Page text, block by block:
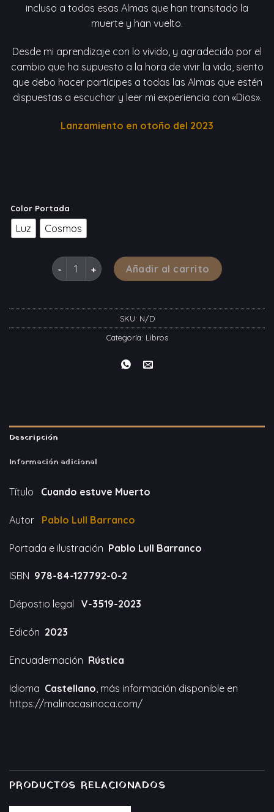
incluso a todas esas Almas que han transitado la
muerte y han vuelto.
Desde mi aprendizaje con lo vivido, y agradecido por el
cambio que ha supuesto a la hora de vivir la vida, siento
que debo hacer partícipes a todas las Almas que estén
dispuestas a escuchar y leer mi experiencia con «Dios».
Lanzamiento en otoño del 2023
Color Portada
Luz Cosmos
Cuando estuve Muerto cantidad
Añadir al carrito
SKU: N/D
Categoría: Libros
Descripción
Información adicional
Título Cuando estuve Muerto
Autor Pablo Lull Barranco
Portada e ilustración Pablo Lull Barranco
ISBN 978-84-127792-0-2
Dépostio legal V-3519-2023
Edicón 2023
Encuadernación Rústica
Idioma Castellano , más información disponible en
https://malinacasinoca.com/
PRODUCTOS RELACIONADOS